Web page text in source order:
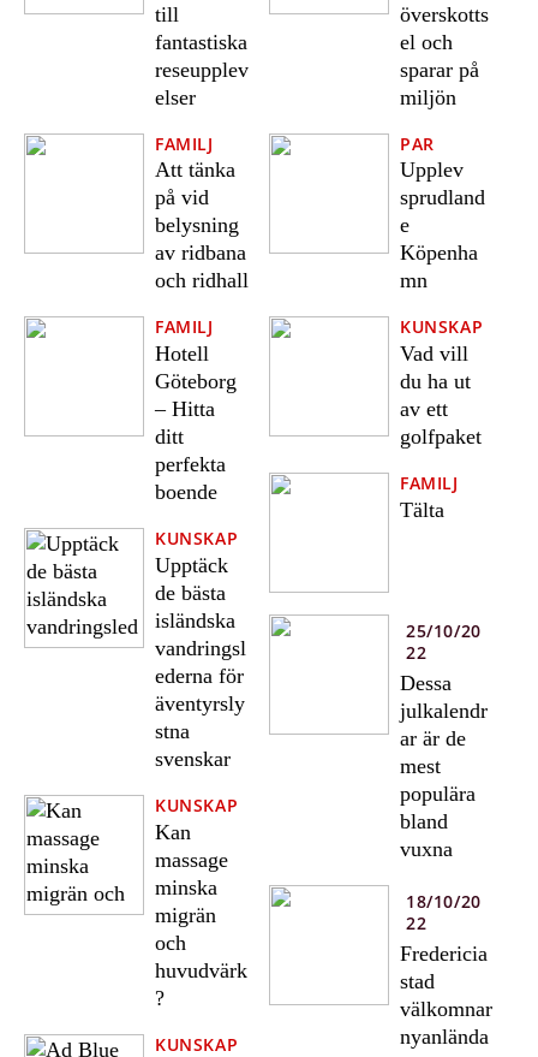
till
fantastiska
reseupplev
elser
FAMILJ
Att tänka
på vid
belysning
av ridbana
och ridhall
FAMILJ
Hotell
Göteborg
– Hitta
ditt
perfekta
boende
KUNSKAP
Upptäck
de bästa
isländska
vandringsl
ederna för
äventyrsly
stna
svenskar
KUNSKAP
Kan
massage
minska
migrän
och
huvudvärk
?
KUNSKAP
överskotts
el och
sparar på
miljön
PAR
Upplev
sprudland
e
Köpenha
mn
KUNSKAP
Vad vill
du ha ut
av ett
golfpaket
FAMILJ
Tälta
25/10/20
22
Dessa
julkalendr
ar är de
mest
populära
bland
vuxna
18/10/20
22
Fredericia
stad
välkomnar
nyanlända